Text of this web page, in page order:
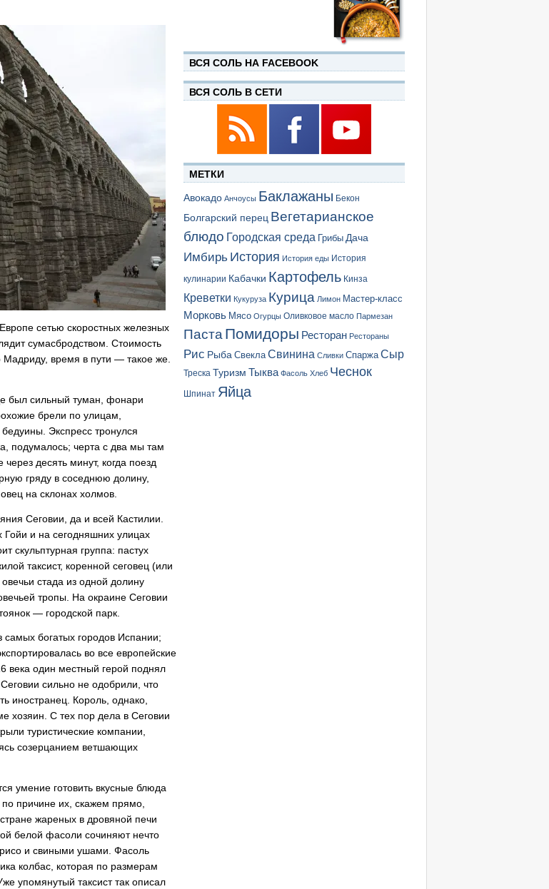
сетью скоростных железных
сумасбродством. Стоимость
Мадриду, время в пути — такое же.
был сильный туман, фонари
брели по улицам,
Экспресс тронулся
подумалось; черта с два мы там
десять минут, когда поезд
гряду в соседнюю долину,
на склонах холмов.
Сеговии, да и всей Кастилии.
Гойи и на сегодняшних улицах
скульптурная группа: пастух
таксист, коренной сеговец (или
стада из одной долину
тропы. На окраине Сеговии
— городской парк.
богатых городов Испании;
во все европейские
века один местный герой поднял
сильно не одобрили, что
иностранец. Король, однако,
хозяин. С тех пор дела в Сеговии
туристические компании,
созерцанием ветшающих
умение готовить вкусные блюда
по причине их, скажем прямо,
жареных в дровяной печи
белой фасоли сочиняют нечто
и свиными ушами. Фасоль
колбас, которая по размерам
упомянутый таксист так описал
ВСЯ СОЛЬ НА FACEBOOK
ВСЯ СОЛЬ В СЕТИ
МЕТКИ
Авокадо Анчоусы Баклажаны Бекон
Болгарский перец Вегетарианское
блюдо Городская среда Грибы Дача
Имбирь История История еды История
кулинарии Кабачки Картофель Кинза
Креветки Кукуруза Курица Лимон Мастер-класс
Морковь Мясо Огурцы Оливковое масло Пармезан
ПастаПомидоры Ресторан Рестораны
Рис Рыба Свекла Свинина Сливки Спаржа Сыр
Треска Туризм Тыква Фасоль Хлеб Чеснок
Шпинат Яйца